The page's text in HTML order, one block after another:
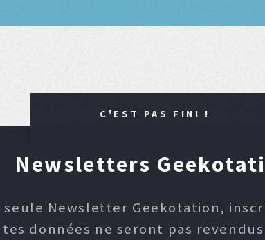
C'EST PAS FINI !
Newsletters
seule Newsletter Geekotation,
données ne seront pas